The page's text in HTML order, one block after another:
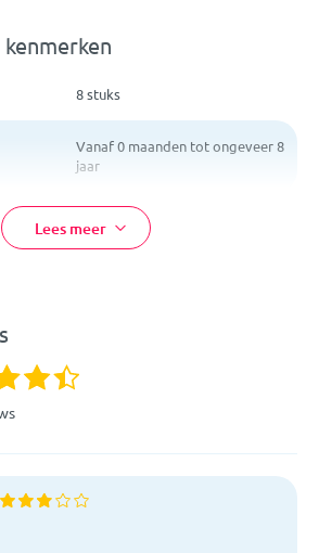
8 stuks
Vanaf 0 maanden tot ongeveer 8
jaar
4005544141505
Lees meer